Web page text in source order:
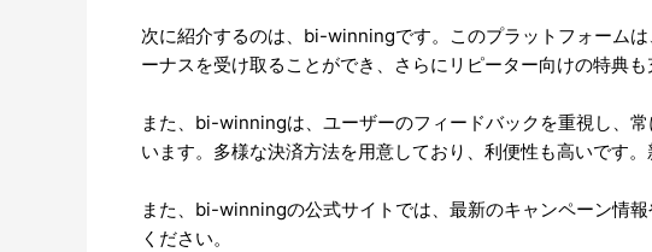
次に紹介するのは、bi-winningです。このプラットフォーム
ーナスを受け取ることができ、さらにリピーター向けの特典も
また、bi-winningは、ユーザーのフィードバックを重視し、
います。多様な決済方法を用意しており、利便性も高いです
また、bi-winningの公式サイトでは、最新のキャンペーン情
ください。